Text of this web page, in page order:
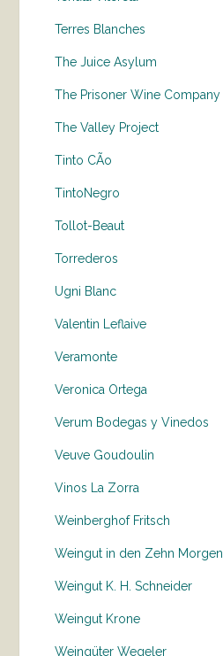
Terres Blanches
The Juice Asylum
The Prisoner Wine Company
The Valley Project
Tinto CÃo
TintoNegro
Tollot-Beaut
Torrederos
Ugni Blanc
Valentin Leflaive
Veramonte
Veronica Ortega
Verum Bodegas y Vinedos
Veuve Goudoulin
Vinos La Zorra
Weinberghof Fritsch
Weingut in den Zehn Morgen
Weingut K. H. Schneider
Weingut Krone
Weingüter Wegeler